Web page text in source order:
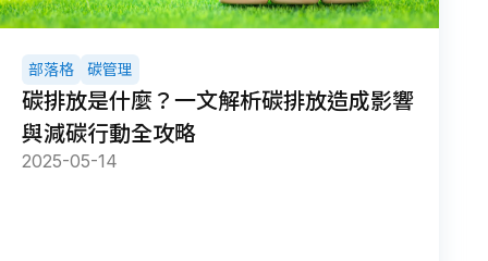
碳管理
部落格
碳排放是什麼？一文解析碳排放造成影響
與減碳行動全攻略
2025-05-14